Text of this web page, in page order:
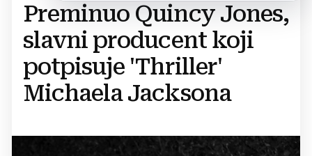
Preminuo Quincy Jones,
slavni producent koji
potpisuje 'Thriller'
Michaela Jacksona